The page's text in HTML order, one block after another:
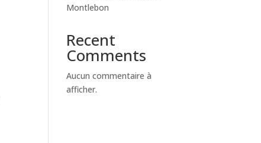
Montlebon
Recent
Comments
Aucun commentaire à
afficher.